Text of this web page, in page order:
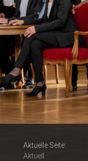
Aktuelle Seite:
Aktuell